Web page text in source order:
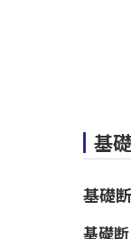
基
基礎
基礎